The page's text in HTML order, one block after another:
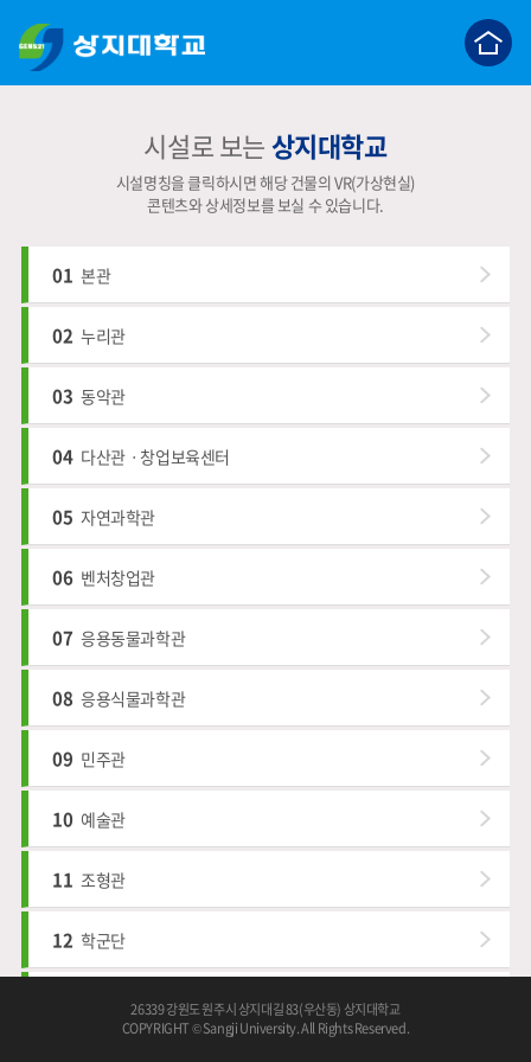
시설로 보는상지대학교
시설명칭을 클릭하시면 해당 건물의 VR(가상현실)
콘텐츠와 상세정보를 보실 수 있습니다.
01 본관
02 누리관
03 동악관
04 다산관ㆍ창업보육센터
05 자연과학관
06 벤처창업관
07 응용동물과학관
08 응용식물과학관
09 민주관
10 예술관
11 조형관
12 학군단
26339 강원도 원주시 상지대길 83(우산동) 상지대학교
COPYRIGHT © Sangji University. All Rights Reserved.